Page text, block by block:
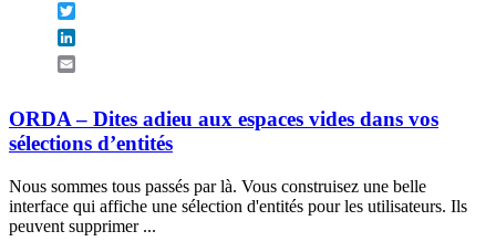
ORDA – Dites adieu aux espaces vides dans vos
sélections d’entités
Nous sommes tous passés par là. Vous construisez une belle
interface qui affiche une sélection d'entités pour les utilisateurs. Ils
peuvent supprimer ...